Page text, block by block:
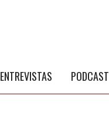
ENTREVISTAS PODCAST